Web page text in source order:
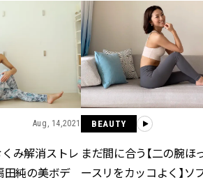
Aug, 14,2021
み解消ストレ
田純の美ボデ
BEAUTY
まだ間に合う【二の腕
ースリをカッコよく】ソ
冷房・紫外線etc...「夏の隠れ乾
燥」を防ぐ【ベタつかない名品
クリーム】3選＜30代のベストコ
スメ＞ | CLASSY.[クラッシィ]
BEAUTY Nov, 17, 2025
【落ちない名品リップ10選】塗
り直しできない・皮むけしやす
いetc.悩みをクリア | CLASSY.[ク
ラッシィ]